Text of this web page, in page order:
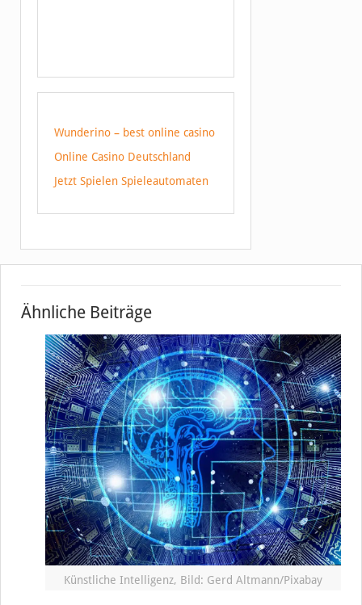
Wunderino – best online casino
Online Casino Deutschland
Jetzt Spielen Spieleautomaten
Ähnliche Beiträge
Künstliche Intelligenz, Bild: Gerd Altmann/Pixabay